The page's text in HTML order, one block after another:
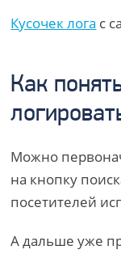
Кусочек лога с
Как
Можно
на кнопку
посетителей
А дальше уже